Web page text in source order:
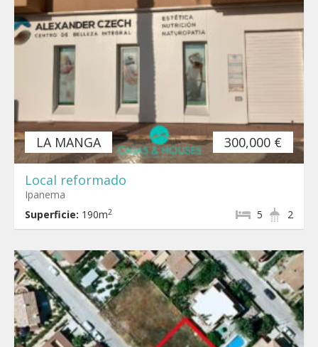
LA MANGA 300,000 €
Local reformado
Ipanema
Superficie: 190m2 2
5